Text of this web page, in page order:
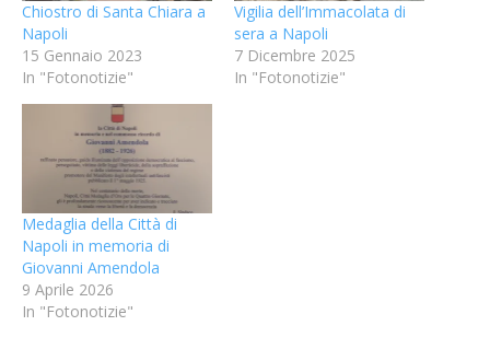
Chiostro di Santa Chiara a
Napoli
15 Gennaio 2023
In "Fotonotizie"
Vigilia dell’Immacolata di
sera a Napoli
7 Dicembre 2025
In "Fotonotizie"
Medaglia della Città di
Napoli in memoria di
Giovanni Amendola
9 Aprile 2026
In "Fotonotizie"